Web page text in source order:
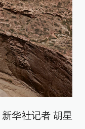
华社记者 胡星